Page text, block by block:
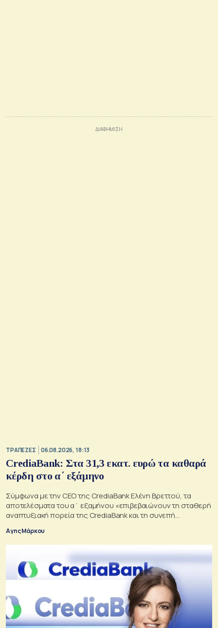
ΤΡΑΠΕΖΕΣ 06.08.2026, 18:13
CrediaBank: Στα 31,3 εκατ. ευρώ τα καθαρά
κέρδη στο α΄ εξάμηνο
Σύμφωνα με την CEO της CrediaBank Ελένη Βρεττού, τα
αποτελέσματα του α΄ εξαμήνου «επιβεβαιώνουν τη σταθερή
αναπτυξιακή πορεία της CrediaBank και τη συνεπή
Αγης Μάρκου